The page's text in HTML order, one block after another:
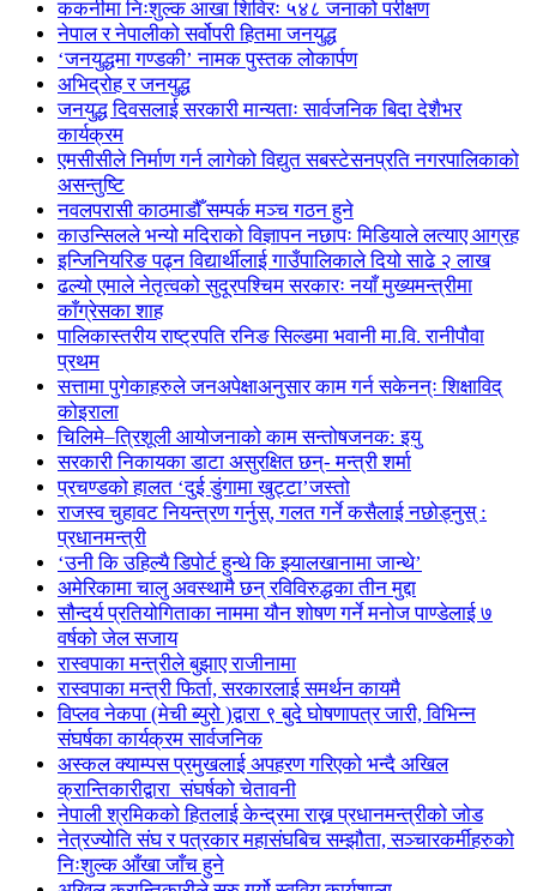
ककनीमा निःशुल्क आखा शिविरः ५४८ जनाको परीक्षण
नेपाल र नेपालीको सर्वोपरी हितमा जनयुद्ध
‘जनयुद्धमा गण्डकी’ नामक पुस्तक लोकार्पण
अभिद्रोह र जनयुद्ध
जनयुद्ध दिवसलाई सरकारी मान्यताः सार्वजनिक बिदा देशैभर
कार्यक्रम
एमसीसीले निर्माण गर्न लागेको विद्युत सबस्टेसनप्रति नगरपालिकाको
असन्तुष्टि
नवलपरासी काठमाडौँ सम्पर्क मञ्च गठन हुने
काउन्सिलले भन्यो मदिराको विज्ञापन नछापः मिडियाले लत्याए आग्रह
इन्जिनियरिङ पढ्न विद्यार्थीलाई गाउँपालिकाले दियो साढे २ लाख
ढल्यो एमाले नेतृत्वको सुदूरपश्चिम सरकारः नयाँ मुख्यमन्त्रीमा
काँग्रेसका शाह
पालिकास्तरीय राष्ट्रपति रनिङ सिल्डमा भवानी मा.वि. रानीपौवा
प्रथम
सत्तामा पुगेकाहरुले जनअपेक्षाअनुसार काम गर्न सकेनन्ः शिक्षाविद्
कोइराला
चिलिमे–त्रिशूली आयोजनाको काम सन्तोषजनक: इयु
सरकारी निकायका डाटा असुरक्षित छन्- मन्त्री शर्मा
प्रचण्डको हालत ‘दुई डुंगामा खुट्टा’जस्तो
राजस्व चुहावट नियन्त्रण गर्नुस्, गलत गर्ने कसैलाई नछोड्नुस् :
प्रधानमन्त्री
‘उनी कि उहिल्यै डिपोर्ट हुन्थे कि झ्यालखानामा जान्थे’
अमेरिकामा चालु अवस्थामै छन् रविविरुद्धका तीन मुद्दा
सौन्दर्य प्रतियोगिताका नाममा यौन शोषण गर्ने मनोज पाण्डेलाई ७
वर्षको जेल सजाय
रास्वपाका मन्त्रीले बुझाए राजीनामा
रास्वपाका मन्त्री फिर्ता, सरकारलाई समर्थन कायमै
विप्लव नेकपा (मेची ब्युरो )द्वारा ९ बुदे घोषणापत्र जारी, विभिन्न
संघर्षका कार्यक्रम सार्वजनिक
अस्कल क्याम्पस प्रमुखलाई अपहरण गरिएको भन्दै अखिल
क्रान्तिकारीद्वारा संघर्षको चेतावनी
नेपाली श्रमिकको हितलाई केन्द्रमा राख्न प्रधानमन्त्रीको जोड
नेत्रज्योति संघ र पत्रकार महासंघबिच सम्झौता, सञ्चारकर्मीहरुको
निःशुल्क आँखा जाँच हुने